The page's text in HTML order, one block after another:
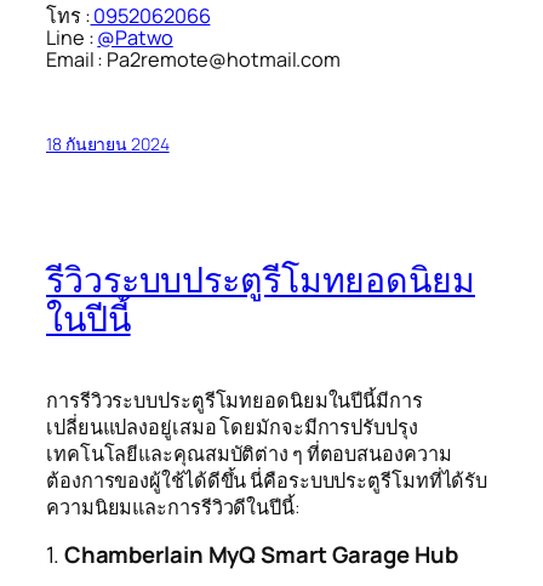
โทร :0952062066
Line :@Patwo
Email : Pa2remote@hotmail.com
18 กันยายน 2024
รีวิวระบบประตูรีโมทยอดนิยม
ในปีนี้
การรีวิวระบบประตูรีโมทยอดนิยมในปีนี้มีการ
เปลี่ยนแปลงอยู่เสมอ โดยมักจะมีการปรับปรุง
เทคโนโลยีและคุณสมบัติต่าง ๆ ที่ตอบสนองความ
ต้องการของผู้ใช้ได้ดีขึ้น นี่คือระบบประตูรีโมทที่ได้รับ
ความนิยมและการรีวิวดีในปีนี้:
1.Chamberlain MyQ Smart Garage Hub